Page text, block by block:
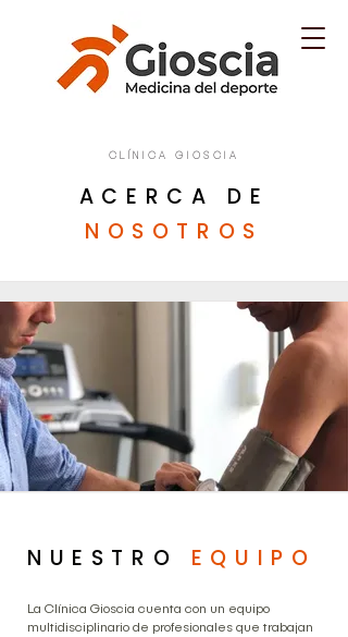
CLÍNICA GIOSCIA
ACERCA DE
NOSOTROS
NUESTRO EQUIPO
La Clínica Gioscia cuenta con un equipo
multidisciplinario de profesionales que trabajan